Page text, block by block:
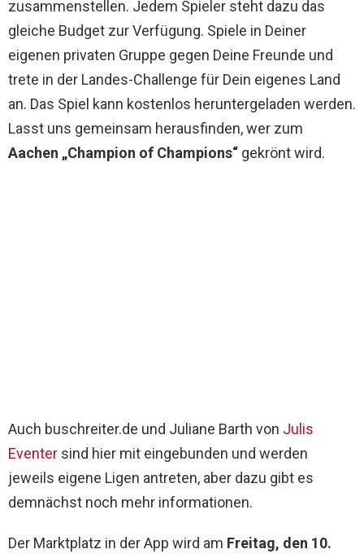
zusammenstellen. Jedem Spieler steht dazu das
gleiche Budget zur Verfügung. Spiele in Deiner
eigenen privaten Gruppe gegen Deine Freunde und
trete in der Landes-Challenge für Dein eigenes Land
an. Das Spiel kann kostenlos heruntergeladen werden.
Lasst uns gemeinsam herausfinden, wer zum
Aachen „Champion of Champions“ gekrönt wird.
Auch buschreiter.de und Juliane Barth von Julis
Eventer sind hier mit eingebunden und werden
jeweils eigene Ligen antreten, aber dazu gibt es
demnächst noch mehr informationen.
Der Marktplatz in der App wird am Freitag, den 10.